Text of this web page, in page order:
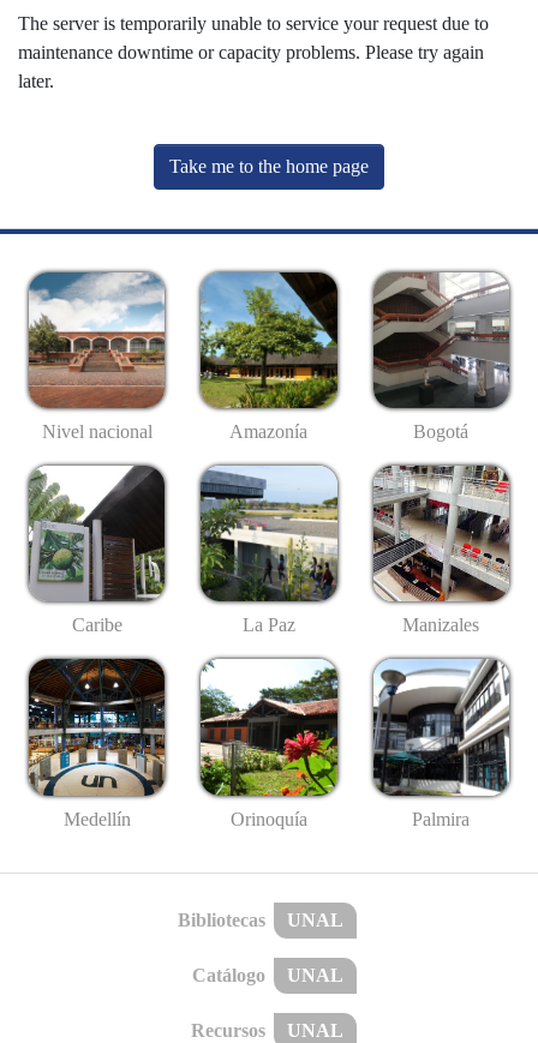
The server is temporarily unable to service your request due to
maintenance downtime or capacity problems. Please try again
later.
Take me to the home page
Nivel nacional Amazonía Bogotá
Caribe La Paz Manizales
Medellín Orinoquía Palmira
Bibliotecas UNAL
Catálogo UNAL
Recursos UNAL